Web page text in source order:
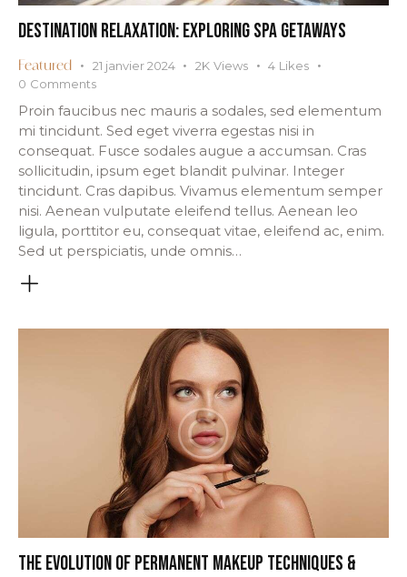
DESTINATION RELAXATION: EXPLORING SPA GETAWAYS
Featured 21 janvier 2024 2K Views 4 Likes
0 Comments
Proin faucibus nec mauris a sodales, sed elementum
mi tincidunt. Sed eget viverra egestas nisi in
consequat. Fusce sodales augue a accumsan. Cras
sollicitudin, ipsum eget blandit pulvinar. Integer
tincidunt. Cras dapibus. Vivamus elementum semper
nisi. Aenean vulputate eleifend tellus. Aenean leo
ligula, porttitor eu, consequat vitae, eleifend ac, enim.
Sed ut perspiciatis, unde omnis…
THE EVOLUTION OF PERMANENT MAKEUP TECHNIQUES &